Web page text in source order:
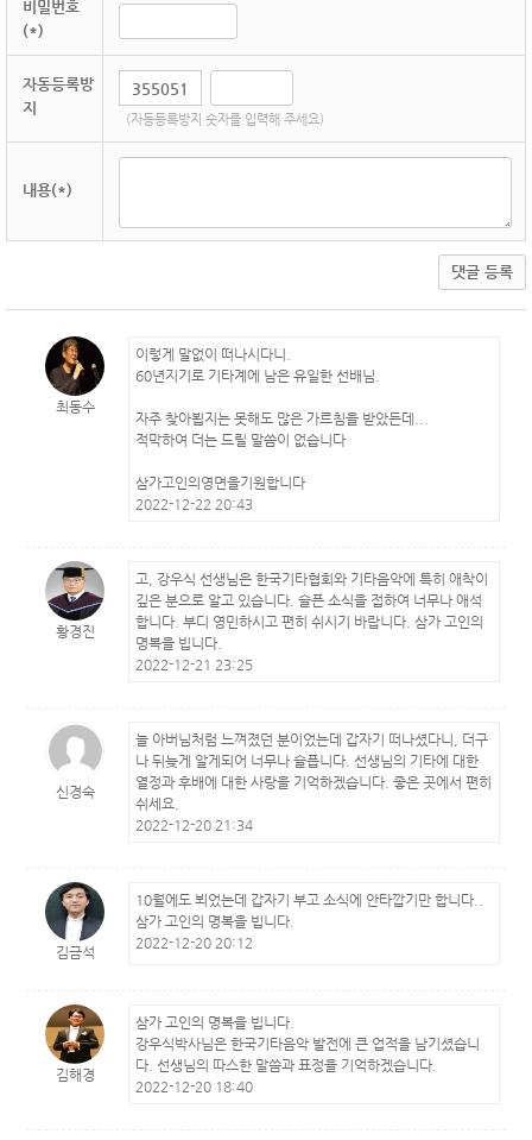
비밀번호
(*)
자동등록방
지
(자동등록방지 숫자를 입력해 주세요)
내용(*)
댓글 등록
최동수
이렇게 말없이 떠나시다니.
60년지기로 기타계에 남은 유일한 선배님.
자주 찾아뵙지는 못해도 많은 가르침을 받았든데...
적막하여 더는 드릴 말씀이 없습니다
삼가고인의영면을기원합니다
2022-12-22 20:43
황경진
고, 강우식 선생님은 한국기타협회와 기타음악에 특히 애착이
깊은 분으로 알고 있습니다. 슬픈 소식을 접하여 너무나 애석
합니다. 부디 영민하시고 편히 쉬시기 바랍니다. 삼가 고인의
명복을 빕니다.
2022-12-21 23:25
신경숙
늘 아버님처럼 느껴졌던 분이었는데 갑자기 떠나셨다니, 더구
나 뒤늦게 알게되어 너무나 슬픕니다. 선생님의 기타에 대한
열정과 후배에 대한 사랑을 기억하겠습니다. 좋은 곳에서 편히
쉬세요.
2022-12-20 21:34
김금석
10월에도 뵈었는데 갑자기 부고 소식에 안타깝기만 합니다..
삼가 고인의 명복을 빕니다.
2022-12-20 20:12
김해경
삼가 고인의 명복을 빕니다.
강우식박사님은 한국기타음악 발전에 큰 업적을 남기셨습니
다. 선생님의 따스한 말씀과 표정을 기억하겠습니다.
2022-12-20 18:40